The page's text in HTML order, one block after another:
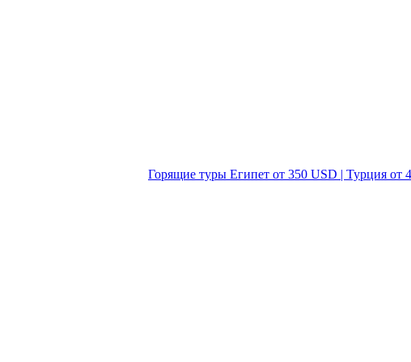
Горящие туры Египет от 350 USD | Турция от